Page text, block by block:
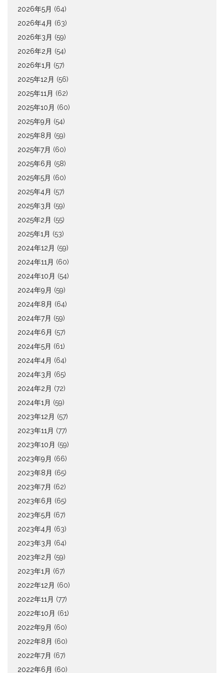
2026年5月 (64)
2026年4月 (63)
2026年3月 (59)
2026年2月 (54)
2026年1月 (57)
2025年12月 (56)
2025年11月 (62)
2025年10月 (60)
2025年9月 (54)
2025年8月 (59)
2025年7月 (60)
2025年6月 (58)
2025年5月 (60)
2025年4月 (57)
2025年3月 (59)
2025年2月 (55)
2025年1月 (53)
2024年12月 (59)
2024年11月 (60)
2024年10月 (54)
2024年9月 (59)
2024年8月 (64)
2024年7月 (59)
2024年6月 (57)
2024年5月 (61)
2024年4月 (64)
2024年3月 (65)
2024年2月 (72)
2024年1月 (59)
2023年12月 (57)
2023年11月 (77)
2023年10月 (59)
2023年9月 (66)
2023年8月 (65)
2023年7月 (62)
2023年6月 (65)
2023年5月 (67)
2023年4月 (63)
2023年3月 (64)
2023年2月 (59)
2023年1月 (67)
2022年12月 (60)
2022年11月 (77)
2022年10月 (61)
2022年9月 (60)
2022年8月 (60)
2022年7月 (67)
2022年6月 (60)